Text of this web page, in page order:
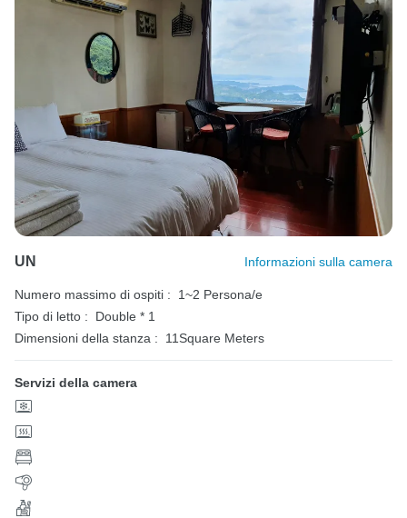
UN Informazioni sulla camera
Numero massimo di ospiti :
1~2 Persona/e
Tipo di letto :
Double * 1
Dimensioni della stanza :
11Square Meters
Servizi della camera